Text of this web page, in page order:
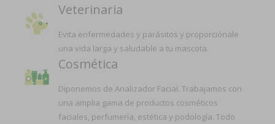
Veterinaria
Evita enfermedades y parásitos y proporciónale
una vida larga y saludable a tu mascota.
Cosmética
Diponemos de Analizador Facial. Trabajamos con
una amplia gama de productos cosméticos
faciales, perfumería, estética y podología. Todo